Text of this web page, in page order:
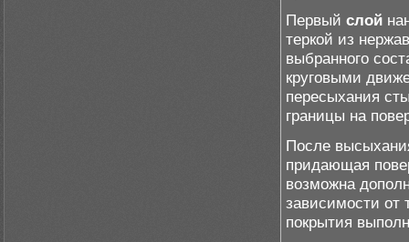
Первый слой
теркой из
выбранного
круговыми
пересыхания
границы на
После
придающая
возможна
зависимости от
покрытия